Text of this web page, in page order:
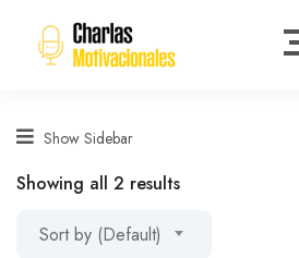
Show Sidebar
Showing all 2 results
Sort by (Default)